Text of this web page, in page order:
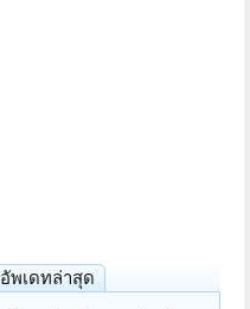
อัพเดทล่าสุด